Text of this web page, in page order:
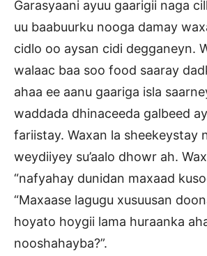
Garasyaani ayuu gaarigii naga
uu baabuurku nooga damay
cidlo oo aysan cidi degganeyn.
walaac baa soo food saaray
ahaa ee aanu gaariga isla
waddada dhinaceeda galbeed
fariistay. Waxan la sheekeystay
weydiiyey su’aalo dhowr ah.
“nafyahay dunidan maxaad
“Maxaase lagugu xusuusan
hoyato hoygii lama huraanka
nooshahayba?”.